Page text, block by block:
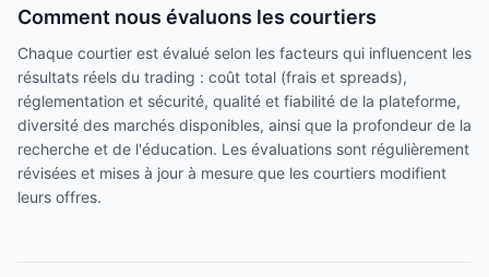
Comment nous évaluons les courtiers
Chaque courtier est évalué selon les facteurs qui influencent les
résultats réels du trading : coût total (frais et spreads),
réglementation et sécurité, qualité et fiabilité de la plateforme,
diversité des marchés disponibles, ainsi que la profondeur de la
recherche et de l'éducation. Les évaluations sont régulièrement
révisées et mises à jour à mesure que les courtiers modifient
leurs offres.